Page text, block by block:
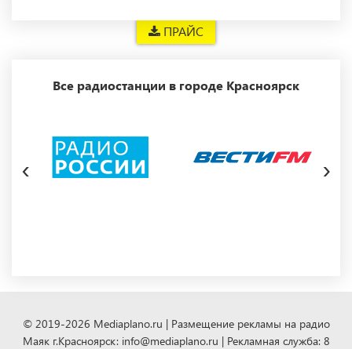
ПРАЙС
Все радиостанции в городе Красноярск
‹ ›
© 2019-2026 Mediaplano.ru | Размещение рекламы на радио
Маяк г.Красноярск: info@mediaplano.ru | Рекламная служба: 8